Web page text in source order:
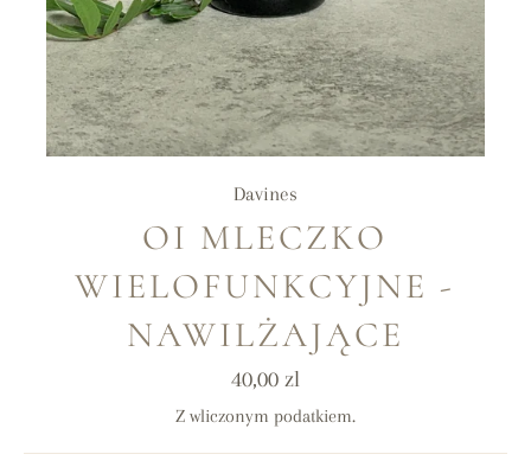
Davines
OI MLECZKO
WIELOFUNKCYJNE -
NAWILŻAJĄCE
Cena
regularna
40,00 zl
Z wliczonym podatkiem.